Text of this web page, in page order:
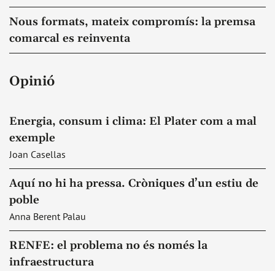
Nous formats, mateix compromís: la premsa
comarcal es reinventa
Opinió
Energia, consum i clima: El Plater com a mal
exemple
Joan Casellas
Aquí no hi ha pressa. Cròniques d’un estiu de
poble
Anna Berent Palau
RENFE: el problema no és només la
infraestructura